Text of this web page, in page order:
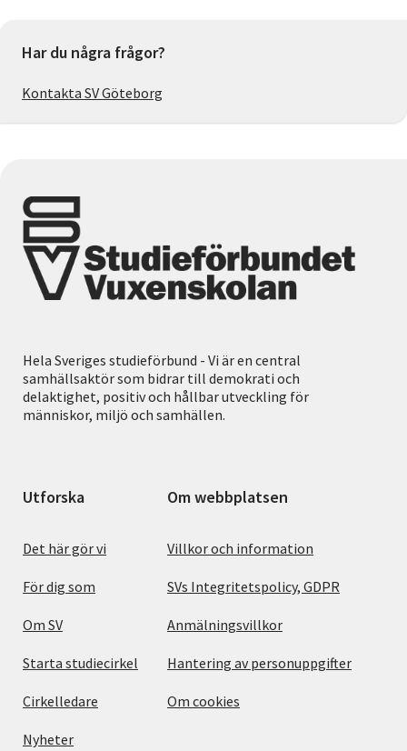
Har du några frågor?
Kontakta SV Göteborg
Hela Sveriges studieförbund - Vi är en central
samhällsaktör som bidrar till demokrati och
delaktighet, positiv och hållbar utveckling för
människor, miljö och samhällen.
Utforska
Det här gör vi
För dig som
Om SV
Starta studiecirkel
Cirkelledare
Nyheter
Om webbplatsen
Villkor och information
SVs Integritetspolicy, GDPR
Anmälningsvillkor
Hantering av personuppgifter
Om cookies